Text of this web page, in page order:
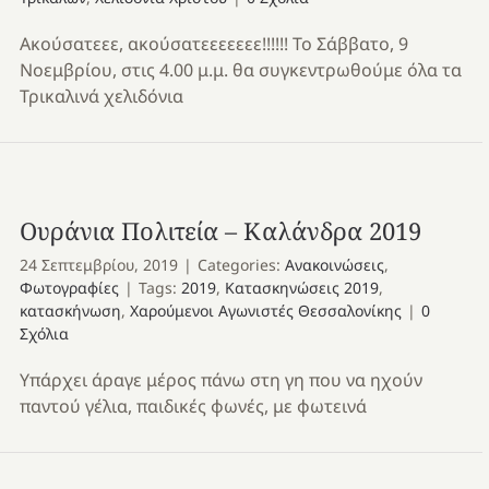
Ακούσατεεε, ακούσατεεεεεεε!!!!!! Το Σάββατο, 9
Νοεμβρίου, στις 4.00 μ.μ. θα συγκεντρωθούμε όλα τα
Τρικαλινά χελιδόνια
Ουράνια Πολιτεία – Καλάνδρα 2019
24 Σεπτεμβρίου, 2019 | Categories: Ανακοινώσεις,
Φωτογραφίες | Tags: 2019, Κατασκηνώσεις 2019,
κατασκήνωση, Χαρούμενοι Αγωνιστές Θεσσαλονίκης | 0
Σχόλια
Υπάρχει άραγε μέρος πάνω στη γη που να ηχούν
παντού γέλια, παιδικές φωνές, με φωτεινά